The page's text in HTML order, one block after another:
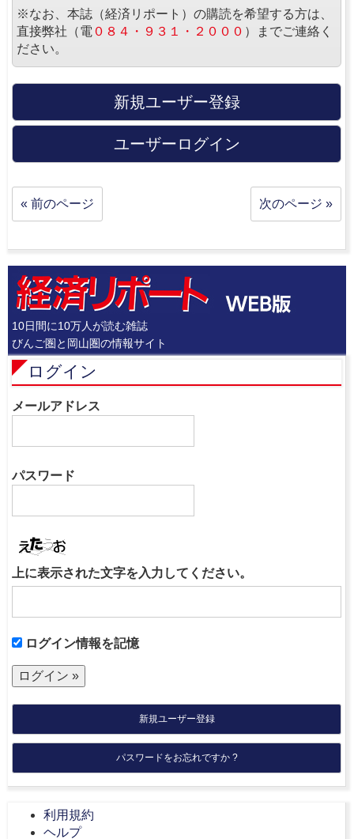
※なお、本誌（経済リポート）の購読を希望する方は、
直接弊社（電 ０８４・９３１・２０００ ）までご連絡く
ださい。
新規ユーザー登録
ユーザーログイン
« 前のページ 次のページ »
10日間に10万人が読む雑誌
びんご圏と岡山圏の情報サイト
ログイン
メールアドレス
パスワード
上に表示された文字を入力してください。
ログイン情報を記憶
新規ユーザー登録
パスワードをお忘れですか ?
利用規約
ヘルプ